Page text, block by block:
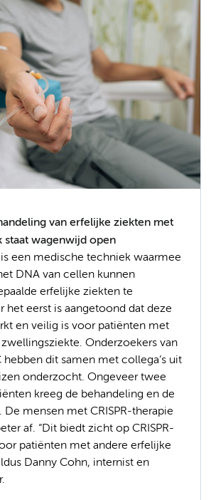
van erfelijke ziekten met
staat wagenwijd open
is een medische techniek waarmee
DNA van cellen kunnen
erfelijke ziekten te
het eerst is aangetoond dat deze
en veilig is voor patiënten met
Onderzoekers van
hebben dit samen met collega’s uit
onderzocht. Ongeveer twee
kreeg de behandeling en de
De mensen met CRISPR-therapie
af. “Dit biedt zicht op CRISPR-
patiënten met andere erfelijke
Danny Cohn, internist en